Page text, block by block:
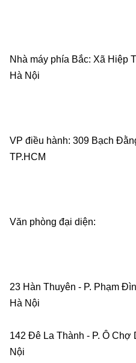
Nhà máy phía Bắc: Xã Hiệp
Hà Nội
VP điều hành: 309 Bạch
TP.HCM
Văn phòng đại diện:
23 Hàn Thuyên - P. Phạm
Hà Nội
142 Đê La Thành - P. Ô
Nội